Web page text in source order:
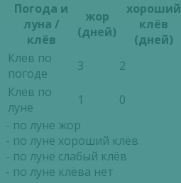
Погода и
луна /
клёв
жор
(дней)
хороший
клёв
(дней)
Клёв по
погоде
3 2
Клёв по
луне
1 0
- по луне жор
- по луне хороший клёв
- по луне слабый клёв
- по луне клёва нет